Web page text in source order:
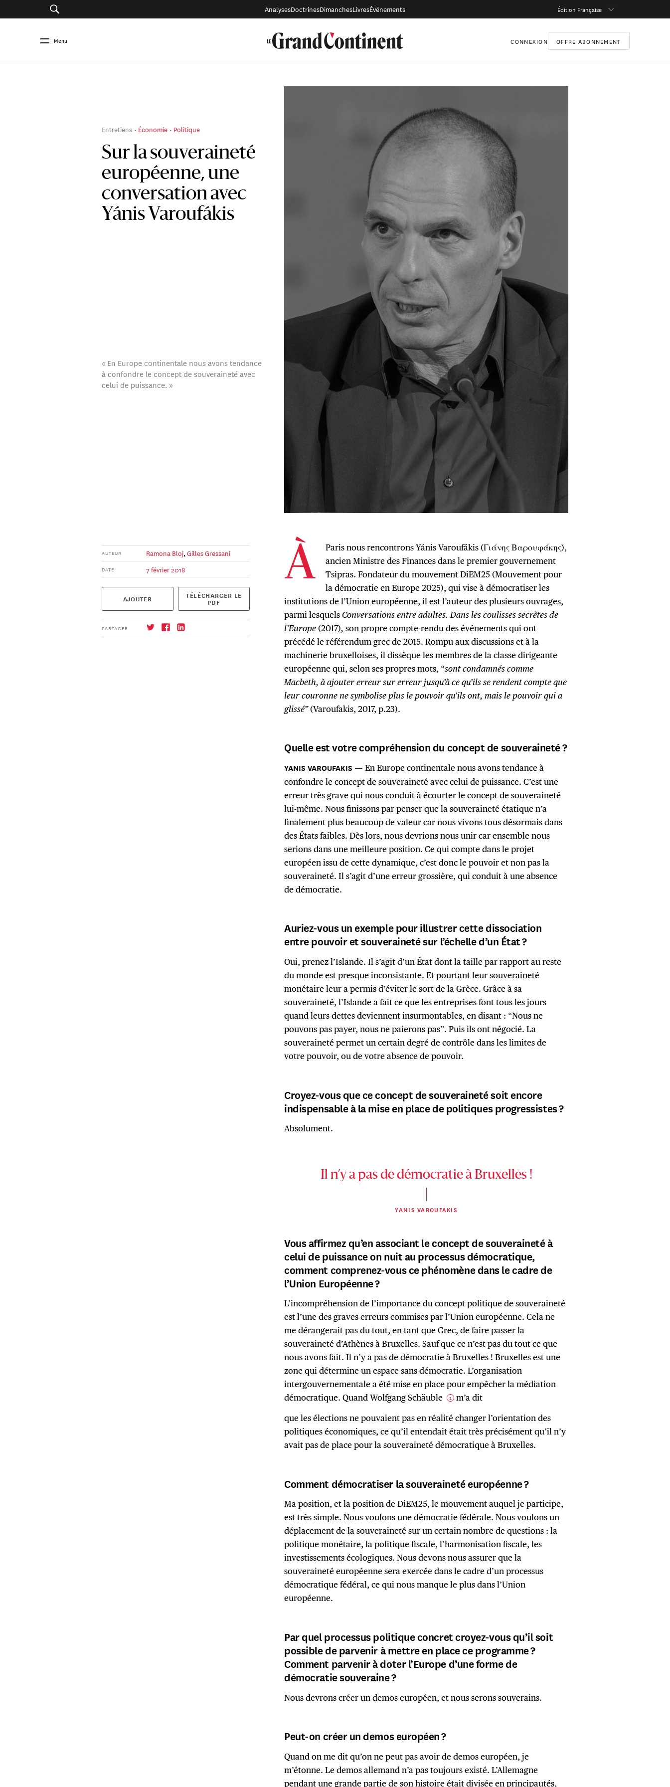
AnalysesDoctrinesDimanchesLivresÉvénements Édition Française
Menu CONNEXION OFFRE ABONNEMENT
Sur la souveraineté
européenne, une
conversation avec
Yánis Varoufákis
Entretiens Économie Politique
« En Europe continentale nous avons tendance
à confondre le concept de souveraineté avec
celui de puissance. »
AUTEUR Ramona Bloj,Gilles Gressani
DATE 7 février 2018
AJOUTER TÉLÉCHARGER LE
PDF
PARTAGER
À
Paris nous rencontrons Yánis Varoufákis (Γιάνης Βαρουφάκης),
ancien Ministre des Finances dans le premier gouvernement
Tsipras. Fondateur du mouvement DiEM25 (Mouvement pour
la démocratie en Europe 2025), qui vise à démocratiser les
institutions de l’Union européenne, il est l’auteur des plusieurs ouvrages,
parmi lesquelsConversations entre adultes. Dans les coulisses secrètes de
l’Europe(2017), son propre compte-rendu des événements qui ont
précédé le référendum grec de 2015. Rompu aux discussions et à la
machinerie bruxelloises, il dissèque les membres de la classe dirigeante
européenne qui, selon ses propres mots, “sont condamnés comme
Macbeth, à ajouter erreur sur erreur jusqu’à ce qu’ils se rendent compte que
leur couronne ne symbolise plus le pouvoir qu’ils ont, mais le pouvoir qui a
glissé”(Varoufakis, 2017, p.23).
Quelle est votre compréhension du concept de souveraineté ?
En Europe continentale nous avons tendance à
confondre le concept de souveraineté avec celui de puissance. C’est une
erreur très grave qui nous conduit à écourter le concept de souveraineté
lui-même. Nous finissons par penser que la souveraineté étatique n’a
finalement plus beaucoup de valeur car nous vivons tous désormais dans
des États faibles. Dès lors, nous devrions nous unir car ensemble nous
serions dans une meilleure position. Ce qui compte dans le projet
européen issu de cette dynamique, c’est donc le pouvoir et non pas la
souveraineté. Il s’agit d’une erreur grossière, qui conduit à une absence
de démocratie.
Auriez-vous un exemple pour illustrer cette dissociation
entre pouvoir et souveraineté sur l’échelle d’un État ?
Oui, prenez l’Islande. Il s’agit d’un État dont la taille par rapport au reste
du monde est presque inconsistante. Et pourtant leur souveraineté
monétaire leur a permis d’éviter le sort de la Grèce. Grâce à sa
souveraineté, l’Islande a fait ce que les entreprises font tous les jours
quand leurs dettes deviennent insurmontables, en disant : “Nous ne
pouvons pas payer, nous ne paierons pas”. Puis ils ont négocié. La
souveraineté permet un certain degré de contrôle dans les limites de
votre pouvoir, ou de votre absence de pouvoir.
Croyez-vous que ce concept de souveraineté soit encore
indispensable à la mise en place de politiques progressistes ?
Absolument.
Il n’y a pas de démocratie à Bruxelles !
YANIS VAROUFAKIS
Vous affirmez qu’en associant le concept de souveraineté à
celui de puissance on nuit au processus démocratique,
comment comprenez-vous ce phénomène dans le cadre de
l’Union Européenne ?
L’incompréhension de l’importance du concept politique de souveraineté
est l’une des graves erreurs commises par l’Union européenne. Cela ne
me dérangerait pas du tout, en tant que Grec, de faire passer la
souveraineté d’Athènes à Bruxelles. Sauf que ce n’est pas du tout ce que
nous avons fait. Il n’y a pas de démocratie à Bruxelles ! Bruxelles est une
zone qui détermine un espace sans démocratie. L’organisation
intergouvernementale a été mise en place pour empêcher la médiation
démocratique. Quand Wolfgang Schäuble 1 m’a dit
que les élections ne pouvaient pas en réalité changer l’orientation des
politiques économiques, ce qu’il entendait était très précisément qu’il n’y
avait pas de place pour la souveraineté démocratique à Bruxelles.
Comment démocratiser la souveraineté européenne ?
Ma position, et la position de DiEM25, le mouvement auquel je participe,
est très simple. Nous voulons une démocratie fédérale. Nous voulons un
déplacement de la souveraineté sur un certain nombre de questions : la
politique monétaire, la politique fiscale, l’harmonisation fiscale, les
investissements écologiques. Nous devons nous assurer que la
souveraineté européenne sera exercée dans le cadre d’un processus
démocratique fédéral, ce qui nous manque le plus dans l’Union
européenne.
Par quel processus politique concret croyez-vous qu’il soit
possible de parvenir à mettre en place ce programme ?
Comment parvenir à doter l’Europe d’une forme de
démocratie souveraine ?
Nous devrons créer un demos européen, et nous serons souverains.
Peut-on créer un demos européen ?
Quand on me dit qu’on ne peut pas avoir de demos européen, je
m’étonne. Le demos allemand n’a pas toujours existé. L’Allemagne
pendant une grande partie de son histoire était divisée en principautés,